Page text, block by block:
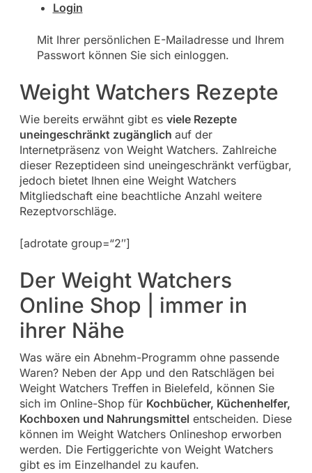
Login
Mit Ihrer persönlichen E-Mailadresse und Ihrem
Passwort können Sie sich einloggen.
Weight Watchers Rezepte
Wie bereits erwähnt gibt es viele Rezepte
uneingeschränkt zugänglich auf der
Internetpräsenz von Weight Watchers. Zahlreiche
dieser Rezeptideen sind uneingeschränkt verfügbar,
jedoch bietet Ihnen eine Weight Watchers
Mitgliedschaft eine beachtliche Anzahl weitere
Rezeptvorschläge.
[adrotate group=“2″]
Der Weight Watchers
Online Shop | immer in
ihrer Nähe
Was wäre ein Abnehm-Programm ohne passende
Waren? Neben der App und den Ratschlägen bei
Weight Watchers Treffen in Bielefeld, können Sie
sich im Online-Shop für Kochbücher, Küchenhelfer,
Kochboxen und Nahrungsmittel entscheiden. Diese
können im Weight Watchers Onlineshop erworben
werden. Die Fertiggerichte von Weight Watchers
gibt es im Einzelhandel zu kaufen.